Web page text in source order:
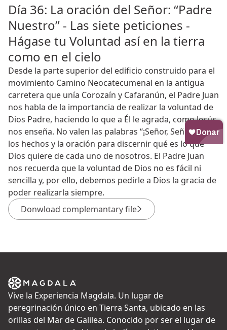
Día 36: La oración del Señor: “Padre
Nuestro” - Las siete peticiones -
Hágase tu Voluntad así en la tierra
como en el cielo
Desde la parte superior del edificio construido para el
movimiento Camino Neocatecumenal en la antigua
carretera que unía Corozaín y Cafaranún, el Padre Juan
nos habla de la importancia de realizar la voluntad de
Dios Padre, haciendo lo que a Él le agrada, como Jesús
nos enseña. No valen las palabras “¡Señor, Señor!”, sino
los hechos y la oración para discernir qué es lo que
Dios quiere de cada uno de nosotros. El Padre Juan
nos recuerda que la voluntad de Dios no es fácil ni
sencilla y, por ello, debemos pedirle a Dios la gracia de
poder realizarla siempre.
Donwload complemantary file
Vive la Experiencia Magdala. Un lugar de
peregrinación único en Tierra Santa, ubicado en las
orillas del Mar de Galilea. Conocido por ser el lugar de